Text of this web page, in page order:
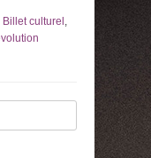
Billet culturel ,